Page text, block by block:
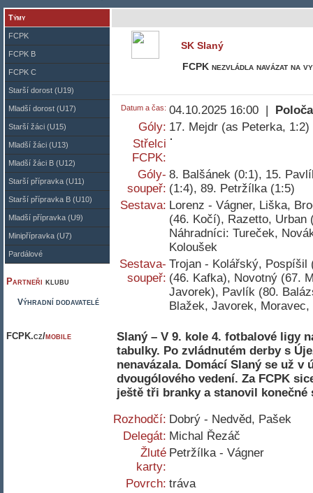
Týmy
FCPK
FCPK B
FCPK C
Starší dorost (U19)
Mladší dorost (U17)
Starší žáci (U15)
Mladší žáci (U13)
Mladší žáci B (U12)
Starší přípravka (U11)
Starší přípravka B (U10)
Mladší přípravka (U9)
Minipřípravka (U7)
Pardálové
Partneři klubu
Výhradní dodavatelé
FCPK.cz/mobile
SK Slaný
FCPK nezvládla navázat na
Datum a čas: 04.10.2025 16:00 |
Góly: 17. Mejdr (as Peterka, 1:2)
Střelci
FCPK:
Góly-
soupeř:
8. Balšánek (0:1), 15.
(1:4), 89. Petržílka (1:5)
Sestava: Lorenz - Vágner, Liška,
(46. Kočí), Razetto, Urban
Náhradníci: Tureček,
Koloušek
Sestava-
soupeř:
Trojan - Kolářský, Pospíšil
(46. Kafka), Novotný (67.
Javorek), Pavlík (80.
Blažek, Javorek, Moravec,
Slaný – V 9. kole 4. fotbalové ligy
tabulky. Po zvládnutém derby s
nenavázala. Domácí Slaný se už
dvougólového vedení. Za FCPK
ještě tři branky a stanovil konečné
Rozhodčí: Dobrý - Nedvěd, Pašek
Delegát: Michal Řezáč
Žluté
karty:
Petržílka - Vágner
Povrch: tráva